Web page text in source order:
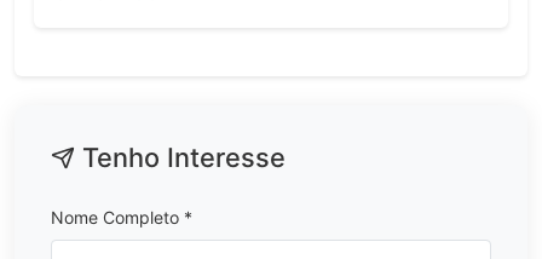
Tenho Interesse
Nome Completo *